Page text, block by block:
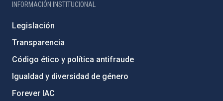
INFORMACIÓN INSTITUCIONAL
Legislación
Transparencia
Código ético y política antifraude
Igualdad y diversidad de género
Forever IAC